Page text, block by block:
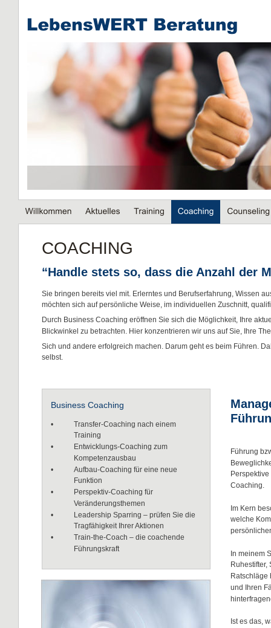
COACHING
“Handle stets so, dass die Anzahl der
Sie bringen bereits viel mit. Erlerntes und Berufserfahrung, Wissen
möchten sich auf persönliche Weise, im individuellen Zuschnitt,
Durch Business Coaching eröffnen Sie sich die Möglichkeit, Ihre
Blickwinkel zu betrachten. Hier konzentrieren wir uns auf Sie, Ihre
Sich und andere erfolgreich machen. Darum geht es beim Führen.
selbst.
Business Coaching
•
Transfer-Coaching nach einem
Training
•
Entwicklungs-Coaching zum
Kompetenzausbau
•
Aufbau-Coaching für eine neue
Funktion
•
Perspektiv-Coaching für
Veränderungsthemen
•
Leadership Sparring – prüfen Sie die
Tragfähigkeit Ihrer Aktionen
•
Train-the-Coach – die coachende
Führungskraft
Führung
Coaching.
Im Kern
welche
In meinem
Ratschläge
und Ihren
Ist es das,